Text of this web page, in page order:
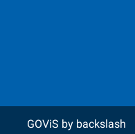
GOViS by backslash